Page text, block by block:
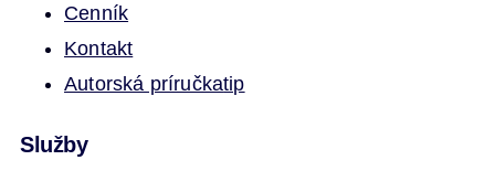
Cenník
Kontakt
Autorská príručkatip
Služby